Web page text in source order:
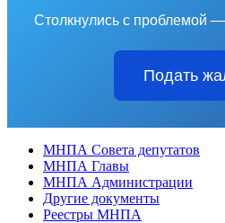
Столкнулись с проблемой
Подать
МНПА Совета депутатов
МНПА Главы
МНПА Администрации
Другие документы
Реестры МНПА